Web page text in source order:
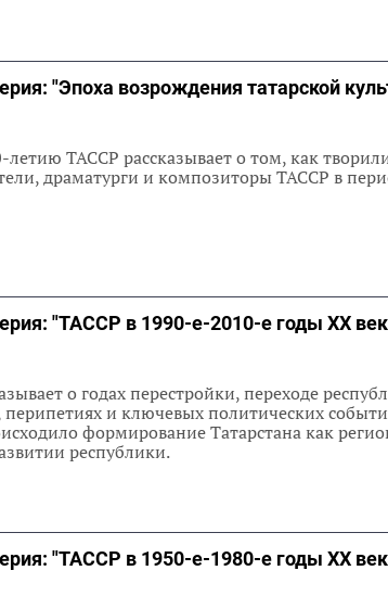
"Эпоха возрождения татарской
ТАССР рассказывает о том, как
драматурги и композиторы ТАССР в
"ТАССР в 1990-е-2010-е годы ХХ
о годах перестройки, переходе
и ключевых политических
формирование Татарстана как
республики.
"ТАССР в 1950-е-1980-е годы ХХ